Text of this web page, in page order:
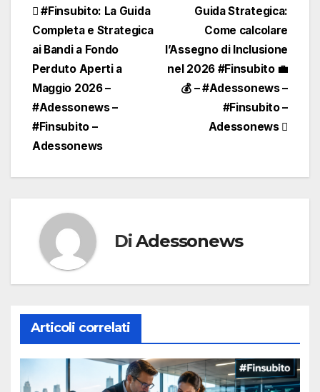
Navigazione
articoli
Guida Strategica:
Come calcolare
l’Assegno di Inclusione
nel 2026 #Finsubito 💼
💰 – #Adessonews –
#Finsubito –
Adessonews
#Finsubito: La Guida
Completa e Strategica
ai Bandi a Fondo
Perduto Aperti a
Maggio 2026 –
#Adessonews –
#Finsubito –
Adessonews
DiAdessonews
Articoli correlati